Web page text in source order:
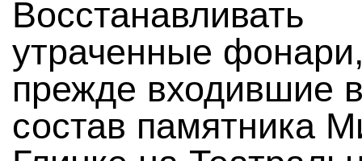
Восстанавливать
утраченные
прежде входившие
состав памятника